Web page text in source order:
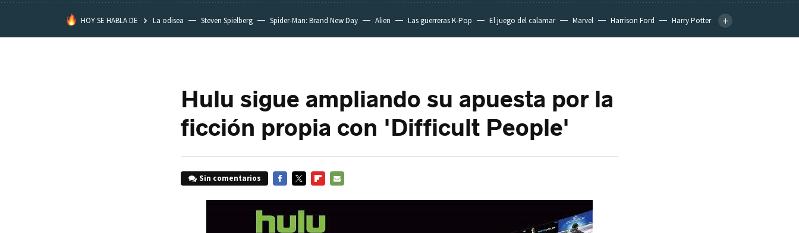
HOY SE HABLA DE La odisea Steven Spielberg Spider-Man: Brand New Day Alien Las guerreras K-Pop El juego del calamar Marvel Harrison Ford
Harry Potter
Hulu sigue ampliando su apuesta por la
ficción propia con 'Difficult People'
Sin comentarios